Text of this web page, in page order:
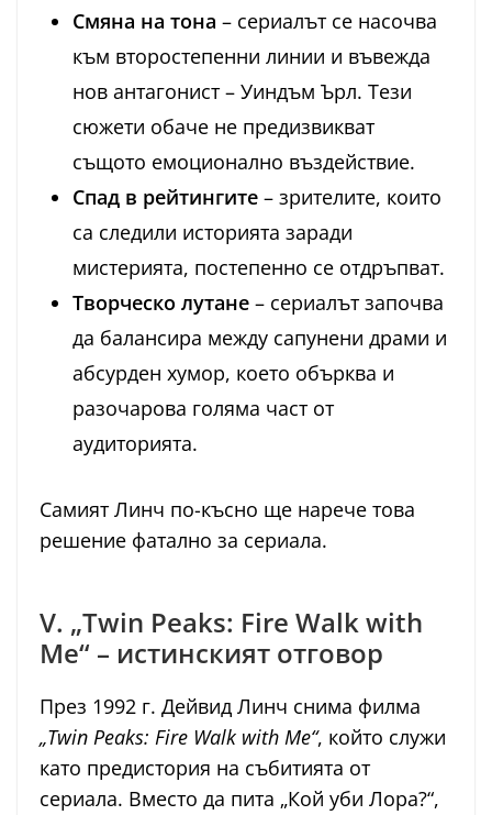
Смяна на тона – сериалът се насочва
към второстепенни линии и въвежда
нов антагонист – Уиндъм Ърл. Тези
сюжети обаче не предизвикват
същото емоционално въздействие.
Спад в рейтингите – зрителите, които
са следили историята заради
мистерията, постепенно се отдръпват.
Творческо лутане – сериалът започва
да балансира между сапунени драми и
абсурден хумор, което обърква и
разочарова голяма част от
аудиторията.
Самият Линч по-късно ще нарече това
решение фатално за сериала.
V. „Twin Peaks: Fire Walk with
Me“ – истинският отговор
През 1992 г. Дейвид Линч снима филма
„Twin Peaks: Fire Walk with Me“, който служи
като предистория на събитията от
сериала. Вместо да пита „Кой уби Лора?“,